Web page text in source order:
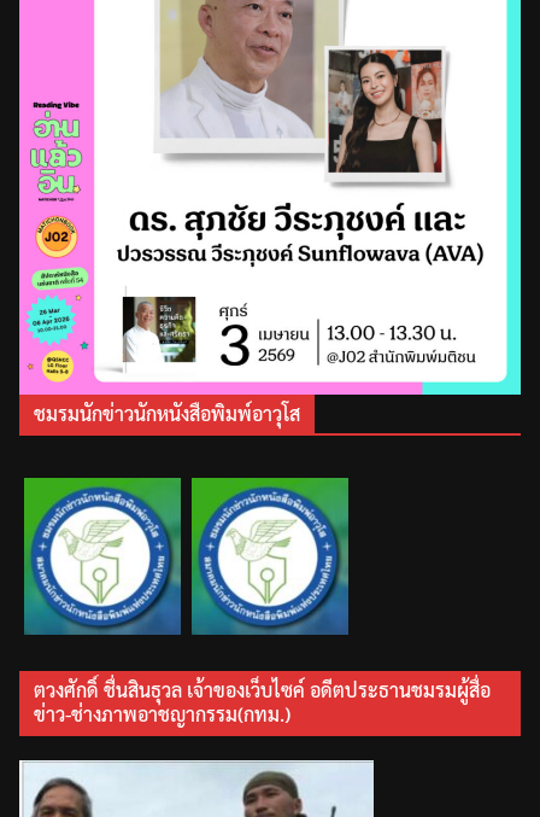
ชมรมนักข่าวนักหนังสือพิมพ์อาวุโส
ตวงศักดิ์ ชื่นสินธุวล เจ้าของเว็บไซค์ อดีตประธานชมรมผู้สื่อ
ข่าว-ช่างภาพอาชญากรรม(กทม.)